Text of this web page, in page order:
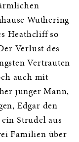
Wuthering
Heathcliff so
Verlust des
Vertrauten
auch mit
junger Mann,
Edgar den
Strudel aus
Familien über